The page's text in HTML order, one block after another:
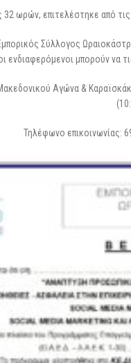
32 ωρών, επιτελέστηκε από
Σύλλογος
ενδιαφερόμενοι μπορούν να
Αγώνα &
Τηλέφωνο επικοινωνίας: